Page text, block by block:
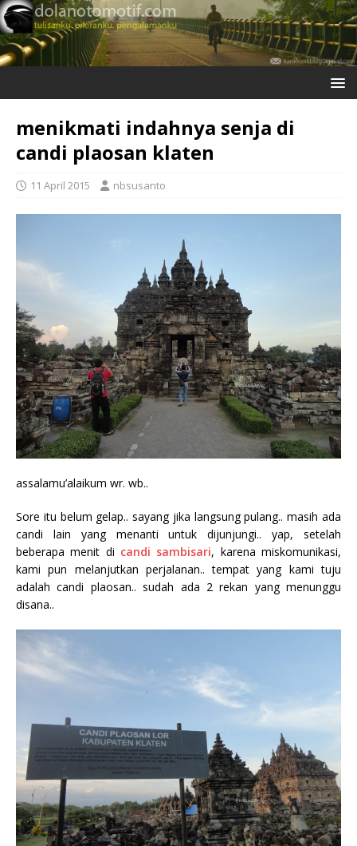
menikmati indahnya senja di
candi plaosan klaten
11 April 2015 nbsusanto
assalamu’alaikum wr. wb..
Sore itu belum gelap.. sayang jika langsung pulang.. masih ada
candi lain yang menanti untuk dijunjungi.. yap, setelah
beberapa menit di candi sambisari, karena miskomunikasi,
kami pun melanjutkan perjalanan.. tempat yang kami tuju
adalah candi plaosan.. sudah ada 2 rekan yang menunggu
disana..